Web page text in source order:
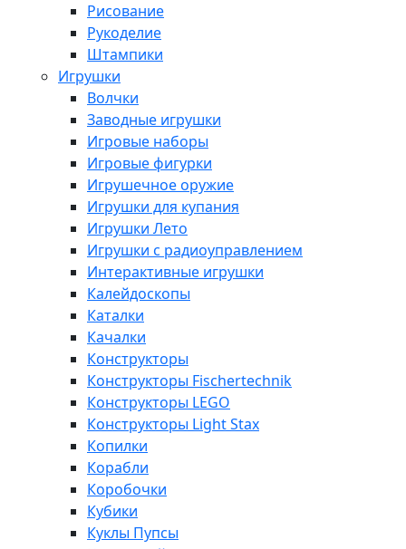
Рисование
Рукоделие
Штампики
Игрушки
Волчки
Заводные игрушки
Игровые наборы
Игровые фигурки
Игрушечное оружие
Игрушки для купания
Игрушки Лето
Игрушки с радиоуправлением
Интерактивные игрушки
Калейдоскопы
Каталки
Качалки
Конструкторы
Конструкторы Fisсhertechnik
Конструкторы LEGO
Конструкторы Light Stax
Копилки
Корабли
Коробочки
Кубики
Куклы Пупсы